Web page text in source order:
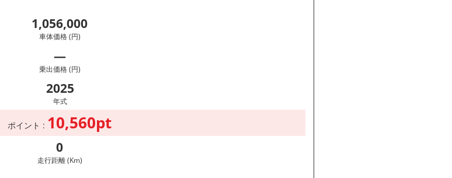
1,056,000
車体価格 (円)
―
乗出価格 (円)
2025
年式
ポイント : 10,560pt
0
走行距離 (Km)